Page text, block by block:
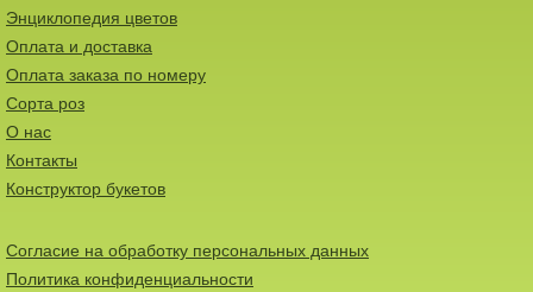
Энциклопедия цветов
Оплата и доставка
Оплата заказа по номеру
Сорта роз
О нас
Контакты
Конструктор букетов
Согласие на обработку персональных данных
Политика конфиденциальности